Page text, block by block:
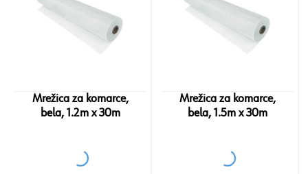
Mrežica za komarce,
bela, 1.2m x 30m
Mrežica za komarce,
bela, 1.5m x 30m